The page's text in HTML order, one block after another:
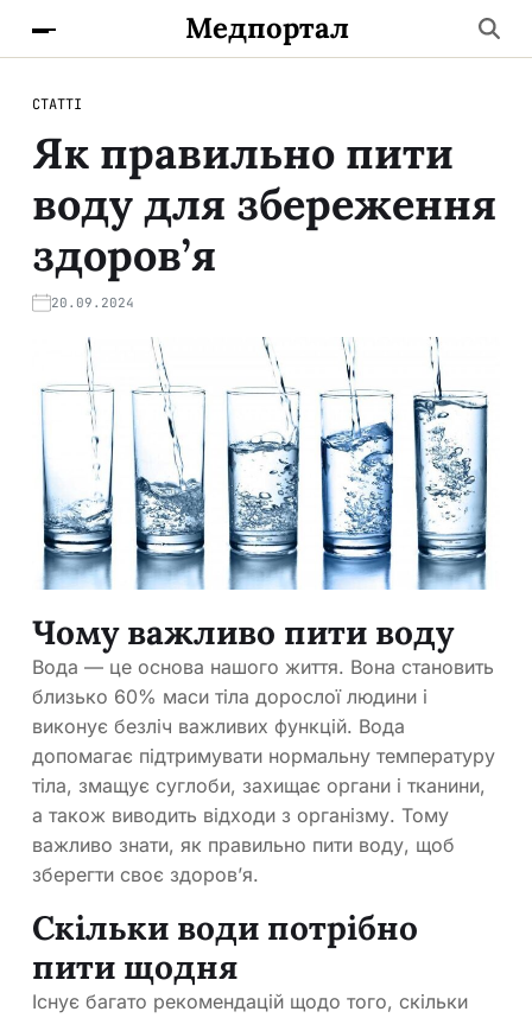
Медпортал
СТАТТІ
Як правильно пити
воду для збереження
здоров’я
20.09.2024
Чому важливо пити воду
Вода — це основа нашого життя. Вона становить
близько 60% маси тіла дорослої людини і
виконує безліч важливих функцій. Вода
допомагає підтримувати нормальну температуру
тіла, змащує суглоби, захищає органи і тканини,
а також виводить відходи з організму. Тому
важливо знати, як правильно пити воду, щоб
зберегти своє здоров’я.
Скільки води потрібно
пити щодня
Існує багато рекомендацій щодо того, скільки